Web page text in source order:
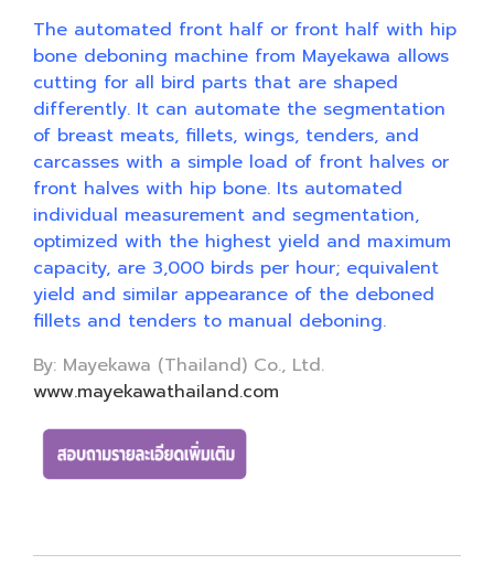
The automated front half or front half with hip
bone deboning machine from Mayekawa allows
cutting for all bird parts that are shaped
differently. It can automate the segmentation
of breast meats, fillets, wings, tenders, and
carcasses with a simple load of front halves or
front halves with hip bone. Its automated
individual measurement and segmentation,
optimized with the highest yield and maximum
capacity, are 3,000 birds per hour; equivalent
yield and similar appearance of the deboned
fillets and tenders to manual deboning.
By: Mayekawa (Thailand) Co., Ltd.
www.mayekawathailand.com